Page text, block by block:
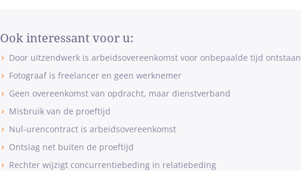
Ook interessant voor u:
Door uitzendwerk is arbeidsovereenkomst voor onbepaalde tijd ontstaan
Fotograaf is freelancer en geen werknemer
Geen overeenkomst van opdracht, maar dienstverband
Misbruik van de proeftijd
Nul-urencontract is arbeidsovereenkomst
Ontslag net buiten de proeftijd
Rechter wijzigt concurrentiebeding in relatiebeding